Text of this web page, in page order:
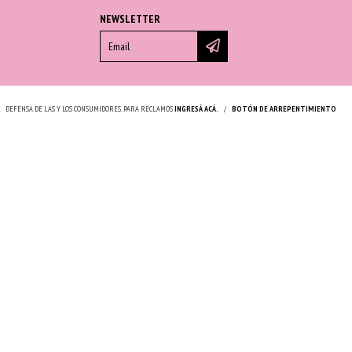
NEWSLETTER
DEFENSA DE LAS Y LOS CONSUMIDORES. PARA RECLAMOSINGRESÁ ACÁ. / BOTÓN DE ARREPENTIMIENTO